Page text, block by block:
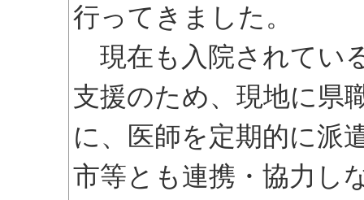
行ってきました。
現在も入院されてい
支援のため、現地に県
に、医師を定期的に派
市等とも連携・協力し